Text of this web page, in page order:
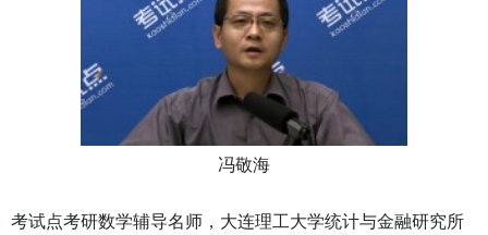
冯敬海
考试点考研数学辅导名师，大连理工大学统计与金融研究所